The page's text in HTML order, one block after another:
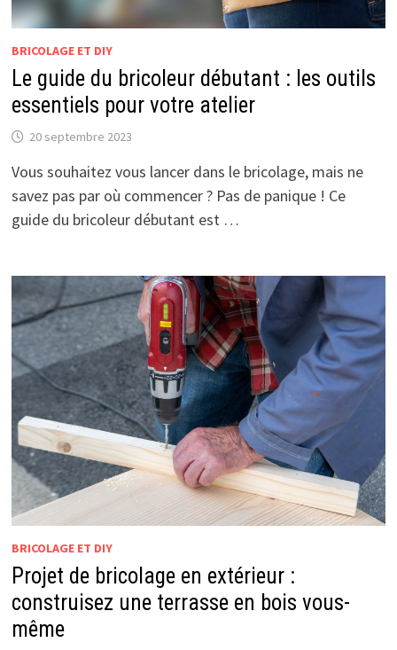
BRICOLAGE ET DIY
Le guide du bricoleur débutant : les outils
essentiels pour votre atelier
20 septembre 2023
Vous souhaitez vous lancer dans le bricolage, mais ne
savez pas par où commencer ? Pas de panique ! Ce
guide du bricoleur débutant est …
BRICOLAGE ET DIY
Projet de bricolage en extérieur :
construisez une terrasse en bois vous-
même